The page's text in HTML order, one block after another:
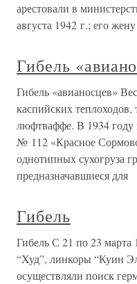
арестовали в
августа 1942 г.; его
Гибель
Гибель «авианосцев»
каспийских
люфтваффе. В 1934 году
№ 112 «Красное
однотипных сухогруза
предназначавшиеся для
Гибель
Гибель С 21 по 23
“Худ”, линкоры “Куин
осуществляли поиск